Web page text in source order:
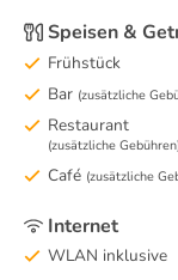
Speisen &
Frühstück
Bar (zusätzliche
Restaurant
(zusätzliche
Café (zusätzliche
Internet
WLAN inklusive